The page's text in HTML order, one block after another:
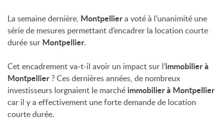
La semaine dernière, Montpelliera voté à l’unanimité une
série de mesures permettant d’encadrer la location courte
durée sur Montpellier.
Cet encadrement va-t-il avoir un impact sur l’immobilier à
Montpellier ? Ces dernières années, de nombreux
investisseurs lorgnaient le marchéimmobilier à Montpellier
car il y a effectivement une forte demande de location
courte durée.